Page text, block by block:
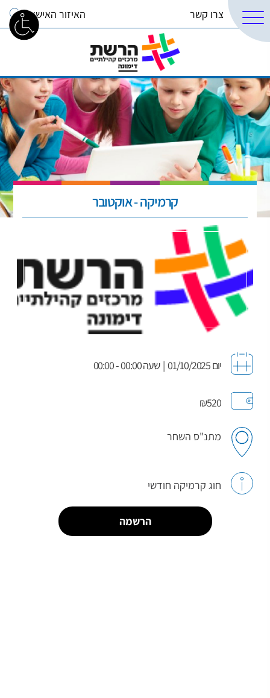
צרו קשר האיזור האישי
קרמיקה - אוקטובר
יום 01/10/2025 | שעה 00:00 - 00:00
₪520
מתנ"ס השחר
חוג קרמיקה חודשי
הרשמה